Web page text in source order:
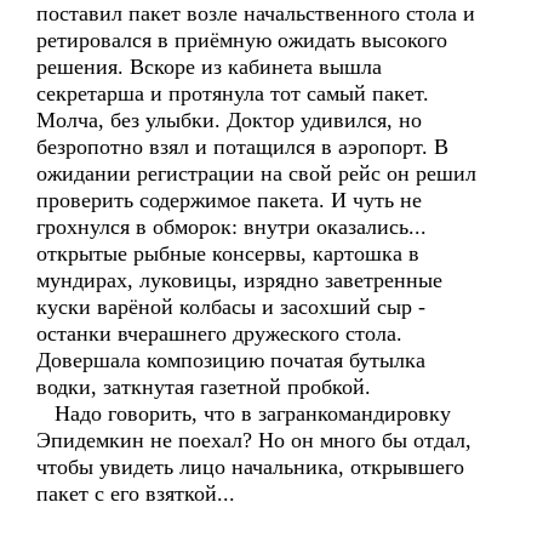
поставил пакет возле начальственного стола и
ретировался в приёмную ожидать высокого
решения. Вскоре из кабинета вышла
секретарша и протянула тот самый пакет.
Молча, без улыбки. Доктор удивился, но
безропотно взял и потащился в аэропорт. В
ожидании регистрации на свой рейс он решил
проверить содержимое пакета. И чуть не
грохнулся в обморок: внутри оказались...
открытые рыбные консервы, картошка в
мундирах, луковицы, изрядно заветренные
куски варёной колбасы и засохший сыр -
останки вчерашнего дружеского стола.
Довершала композицию початая бутылка
водки, заткнутая газетной пробкой.
Надо говорить, что в загранкомандировку
Эпидемкин не поехал? Но он много бы отдал,
чтобы увидеть лицо начальника, открывшего
пакет с его взяткой...